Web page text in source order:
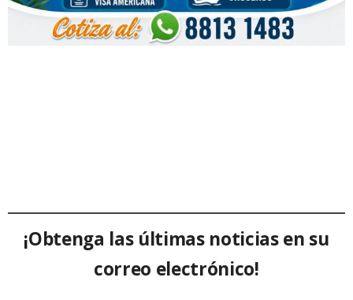
¡Obtenga las últimas noticias en su
correo electrónico!